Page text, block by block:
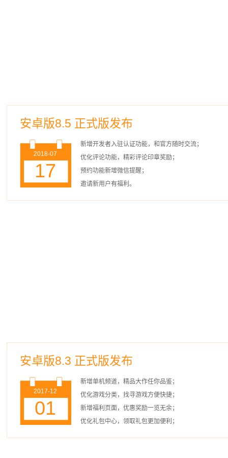
安卓版8.5 正式版发布
2018-07
17
新增开发者入驻认证功能，和官方随时交流；
优化评论功能，精彩评论印章奖励；
预约功能新增微信提醒；
邀请新用户有福利。
安卓版8.3 正式版发布
2017-12
01
新增单机频道，精品大作任你品鉴；
优化游戏分类，找寻游戏方便快捷；
新增福利页面，优惠奖励一览无余；
优化礼包中心，领取礼包更加便利；